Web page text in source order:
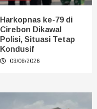
Harkopnas ke-79 di
Cirebon Dikawal
Polisi, Situasi Tetap
Kondusif
08/08/2026